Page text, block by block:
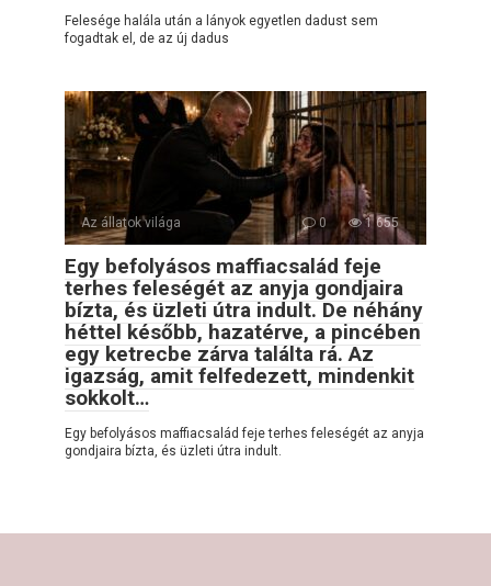
Felesége halála után a lányok egyetlen dadust sem
fogadtak el, de az új dadus
Az állatok világa 0 1 655
Egy befolyásos maffiacsalád feje
terhes feleségét az anyja gondjaira
bízta, és üzleti útra indult. De néhány
héttel később, hazatérve, a pincében
egy ketrecbe zárva találta rá. Az
igazság, amit felfedezett, mindenkit
sokkolt…
Egy befolyásos maffiacsalád feje terhes feleségét az anyja
gondjaira bízta, és üzleti útra indult.